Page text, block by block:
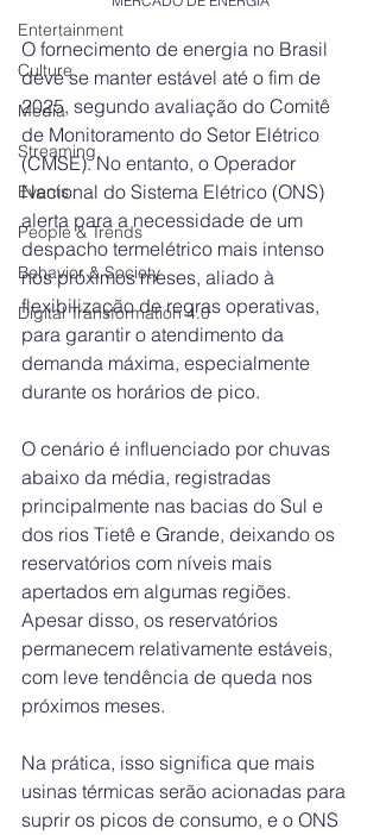
Entertainment
Culture
Media
Streaming
Events
People & Trends
Behavior & Society
Digital Transformation 4.0
O fornecimento de energia no Brasil
deve se manter estável até o fim de
2025, segundo avaliação do Comitê
de Monitoramento do Setor Elétrico
(CMSE). No entanto, o Operador
Nacional do Sistema Elétrico (ONS)
alerta para a necessidade de um
despacho termelétrico mais intenso
nos próximos meses, aliado à
flexibilização de regras operativas,
para garantir o atendimento da
demanda máxima, especialmente
durante os horários de pico.
O cenário é influenciado por chuvas
abaixo da média, registradas
principalmente nas bacias do Sul e
dos rios Tietê e Grande, deixando os
reservatórios com níveis mais
apertados em algumas regiões.
Apesar disso, os reservatórios
permanecem relativamente estáveis,
com leve tendência de queda nos
próximos meses.
Na prática, isso significa que mais
usinas térmicas serão acionadas para
suprir os picos de consumo, e o ONS